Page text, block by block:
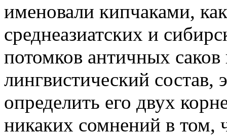
именовали кипчаками,
среднеазиатских и
потомков античных саков
лингвистический
определить его двух
никаких сомнений в том,